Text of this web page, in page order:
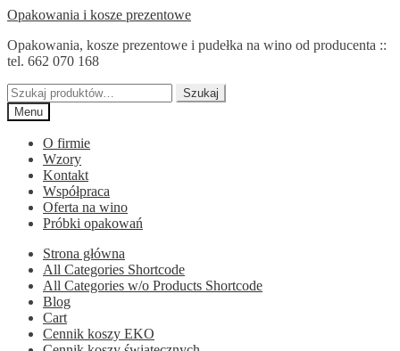
Przejdź
nawigacji
Przejdź
treści
Opakowania i kosze prezentowe
Opakowania, kosze prezentowe i pudełka na wino od producenta ::
tel. 662 070 168
Szukaj:
Szukaj
Menu
O firmie
Wzory
Kontakt
Współpraca
Oferta na wino
Próbki opakowań
Strona główna
All Categories Shortcode
All Categories w/o Products Shortcode
Blog
Cart
Cennik koszy EKO